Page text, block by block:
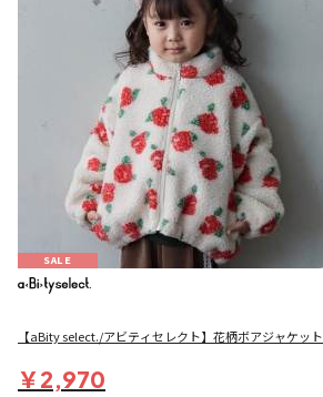
SALE
【aBity select./アビティセレクト】花柄ボアジャケット
￥2,970